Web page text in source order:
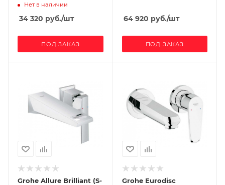
Нет в наличии
34 320 руб./шт
ПОД ЗАКАЗ
64 920 руб./шт
ПОД ЗАКАЗ
Grohe Allure Brilliant (S-
Grohe Eurodisc